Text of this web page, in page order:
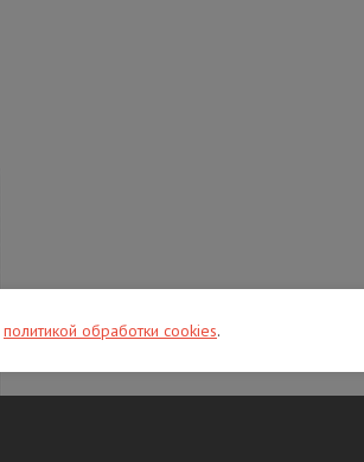
политикой обработки cookies.